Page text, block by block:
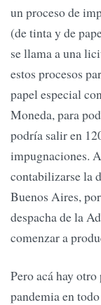
un proceso de
(de tinta y de
se llama a una
estos procesos
papel especial
Moneda, para
podría salir en
impugnaciones.
contabilizarse la
Buenos Aires,
despacha de la
comenzar a
Pero acá hay
pandemia en